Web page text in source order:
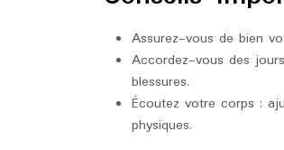
Assurez-vous de bien
Accordez-vous des
blessures.
Écoutez votre corps :
physiques.